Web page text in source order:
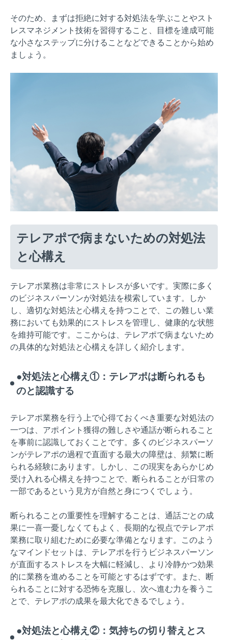
そのため、まずは拒絶に対する対処法を学ぶことやスト
レスマネジメント技術を習得すること、目標を達成可能
な小さなステップに分けることなどできることから始め
ましょう。
テレアポで病まないための対処法
と心構え
テレアポ業務は非常にストレスが多いです。実際に多く
のビジネスパーソンが対処法を模索しています。しか
し、適切な対処法と心構えを持つことで、この難しい業
務においても効果的にストレスを管理し、健康的な状態
を維持可能です。ここからは、テレアポで病まないため
の具体的な対処法と心構えを詳しく紹介します。
●対処法と心構え①：テレアポは断られるも
のと認識する
テレアポ業務を行う上で心得ておくべき重要な対処法の
一つは、アポイント獲得の難しさや通話が断られること
を事前に認識しておくことです。多くのビジネスパーソ
ンがテレアポの過程で直面する最大の障壁は、頻繁に断
られる経験にあります。しかし、この現実をあらかじめ
受け入れる心構えを持つことで、断られることが日常の
一部であるという見方が自然と身につくでしょう。
断られることの重要性を理解することは、通話ごとの成
果に一喜一憂しなくてもよく、長期的な視点でテレアポ
業務に取り組むために必要な準備となります。このよう
なマインドセットは、テレアポを行うビジネスパーソン
が直面するストレスを大幅に軽減し、より冷静かつ効果
的に業務を進めることを可能とするはずです。また、断
られることに対する恐怖を克服し、次へ進む力を養うこ
とで、テレアポの成果を最大化できるでしょう。
●対処法と心構え②：気持ちの切り替えとス